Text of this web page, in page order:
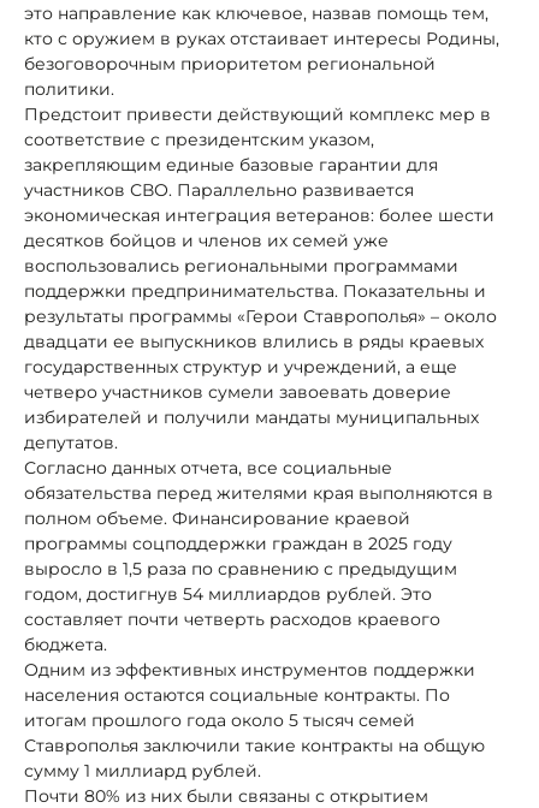
это направление как ключевое, назвав помощь тем,
кто с оружием в руках отстаивает интересы Родины,
безоговорочным приоритетом региональной
политики.
Предстоит привести действующий комплекс мер в
соответствие с президентским указом,
закрепляющим единые базовые гарантии для
участников СВО. Параллельно развивается
экономическая интеграция ветеранов: более шести
десятков бойцов и членов их семей уже
воспользовались региональными программами
поддержки предпринимательства. Показательны и
результаты программы «Герои Ставрополья» – около
двадцати ее выпускников влились в ряды краевых
государственных структур и учреждений, а еще
четверо участников сумели завоевать доверие
избирателей и получили мандаты муниципальных
депутатов.
Согласно данных отчета, все социальные
обязательства перед жителями края выполняются в
полном объеме. Финансирование краевой
программы соцподдержки граждан в 2025 году
выросло в 1,5 раза по сравнению с предыдущим
годом, достигнув 54 миллиардов рублей. Это
составляет почти четверть расходов краевого
бюджета.
Одним из эффективных инструментов поддержки
населения остаются социальные контракты. По
итогам прошлого года около 5 тысяч семей
Ставрополья заключили такие контракты на общую
сумму 1 миллиард рублей.
Почти 80% из них были связаны с открытием